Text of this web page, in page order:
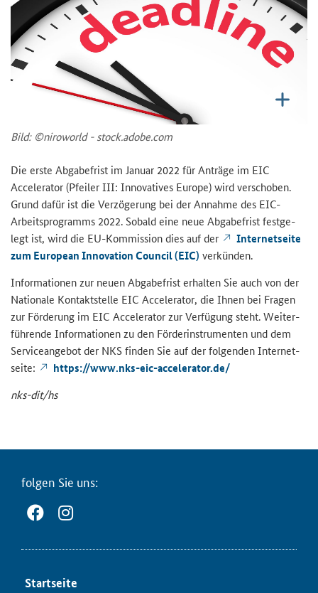
Bild: ©ni­ro­world - stock.adobe.com
Die erste Ab­ga­be­frist im Ja­nu­ar 2022 für An­trä­ge im EIC
Accelerator(Pfei­ler III: In­no­va­ti­ves Eu­ro­pe) wird ver­scho­ben.
Grund dafür ist die Ver­zö­ge­rung bei der An­nah­me des EIC-​
Arbeitsprogramms 2022. So­bald eine neue Ab­ga­be­frist fest­ge­
legt ist, wird die EU-​Kommission dies auf der
In­ter­net­sei­te
zum European Innovation Council(EIC) ver­kün­den.
In­for­ma­tio­nen zur neuen Ab­ga­be­frist er­hal­ten Sie auch von der
Na­tio­na­le Kon­takt­stel­le EIC Accelerator, die Ihnen bei Fra­gen
zur För­de­rung im EIC Acceleratorzur Ver­fü­gung steht. Wei­ter­
füh­ren­de In­for­ma­tio­nen zu den För­der­instru­men­ten und dem
Ser­vice­an­ge­bot der NKS fin­den Sie auf der fol­gen­den In­ter­net­
sei­te:
https://www.nks-​eic-accelerator.de/
nks-​dit/hs
fol­gen Sie uns:
Start­sei­te